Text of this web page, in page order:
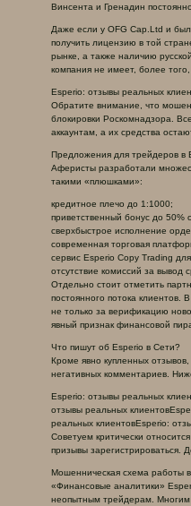
Винсента и Гренадин
Даже если у OFG Cap.Ltd и
получить лицензию в той
рынке, а также наличию
компания не имеет, более
Esperio: отзывы реальных
Обратите внимание, что
блокировки Роскомнадзора.
аккаунтам, а их средства
Предложения для трейдеров в
Аферисты разработали
такими «плюшками»:
кредитное плечо до 1:1000;
приветственный бонус до 50%
сверхбыстрое исполнение
современная торговая
сервис Esperio Copy Trading
отсутствие комиссий за вывод
Отдельно стоит отметить
постоянного потока
не только за верификацию
явный признак финансовой
Что пишут об Esperio в Сети?
Кроме явно купленных
негативных комментариев.
Esperio: отзывы реальных
отзывы реальных
реальных клиентовEsperio:
Советуем критически
призывы зарегистрироваться.
Мошенническая схема работы
«Финансовые аналитики»
неопытным трейдерам. Многим